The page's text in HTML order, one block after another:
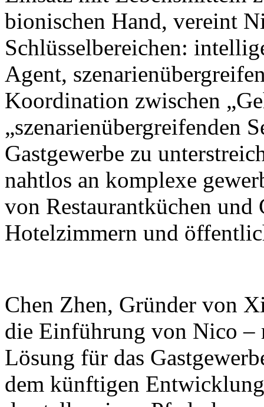
bionischen Hand, vereint
Schlüsselbereichen:
Agent,
Koordination zwischen
„szenarienübergreifenden
Gastgewerbe zu
nahtlos an komplexe
von Restaurantküchen und
Hotelzimmern und
Chen Zhen, Gründer von
die Einführung von Nico –
Lösung für das
dem künftigen